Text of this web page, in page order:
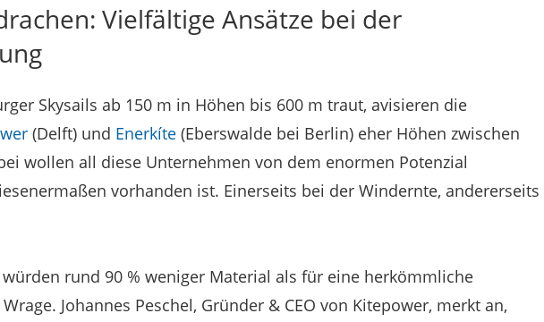
Vielfältige Ansätze bei der
Skysails ab 150 m in Höhen bis 600 m traut, avisieren die
(Delft) und Enerkíte (Eberswalde bei Berlin) eher Höhen zwischen
wollen all diese Unternehmen von dem enormen Potenzial
vorhanden ist. Einerseits bei der Windernte, andererseits
rund 90 % weniger Material als für eine herkömmliche
Johannes Peschel, Gründer & CEO von Kitepower, merkt an,